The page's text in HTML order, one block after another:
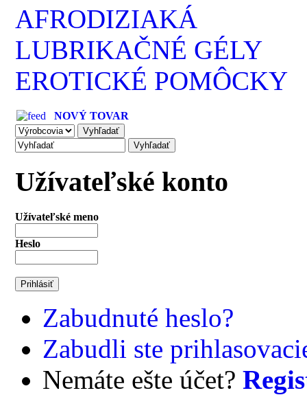
AFRODIZIAKÁ
LUBRIKAČNÉ GÉLY
EROTICKÉ POMÔCKY
NOVÝ TOVAR
Užívateľské konto
Užívateľské meno
Heslo
Zabudnuté heslo?
Zabudli ste
Nemáte ešte účet?